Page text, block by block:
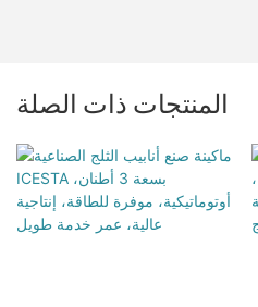
المنتجات ذات الصلة